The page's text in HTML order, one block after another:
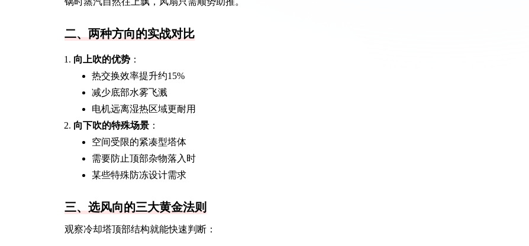
二、两种方向的实战对比
向上吹的优势 ：
热交换效率提升约15%
减少底部水雾飞溅
电机远离湿热区域更耐用
向下吹的特殊场景 ：
空间受限的紧凑型塔体
需要防止顶部杂物落入时
某些特殊防冻设计需求
三、选风向的三大黄金法则
观察冷却塔顶部结构就能快速判断：